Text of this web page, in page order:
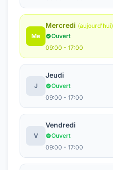
Me
Mercredi (aujourd'hui)
Ouvert
09:00 - 17:00
J
Jeudi
Ouvert
09:00 - 17:00
V
Vendredi
Ouvert
09:00 - 17:00